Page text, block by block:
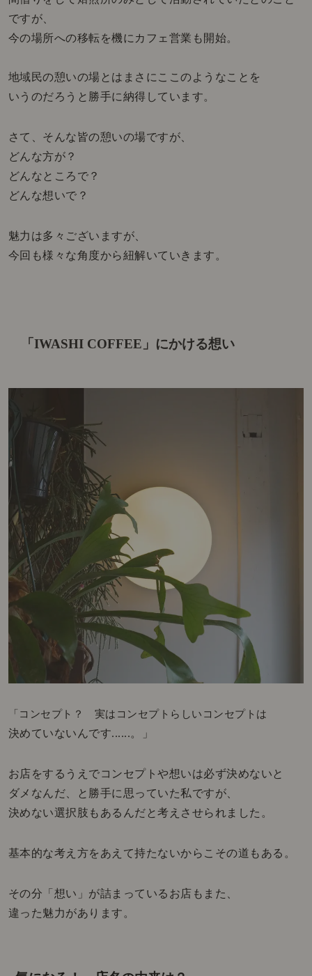
ですが、
今の場所への移転を機にカフェ営業も開始。
地域民の憩いの場とはまさにここのようなことを
いうのだろうと勝手に納得しています。
さて、そんな皆の憩いの場ですが、
どんな方が？
どんなところで？
どんな想いで？
魅力は多々ございますが、
今回も様々な角度から紐解いていきます。
「IWASHI COFFEE」にかける想い
「コ ンセプト？ 実はコンセプトらしいコンセプトは
決めていないんです......。」
お店をするうえでコンセプトや想いは必ず決めないと
ダメなんだ、と勝手に思っていた私ですが、
決めない選択肢もあるんだと考えさせられました。
基本的な考え方をあえて持たないからこその道もある。
その分「想い」が詰まっているお店もまた、
違った魅力があります。